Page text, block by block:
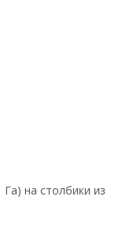
на столбики из